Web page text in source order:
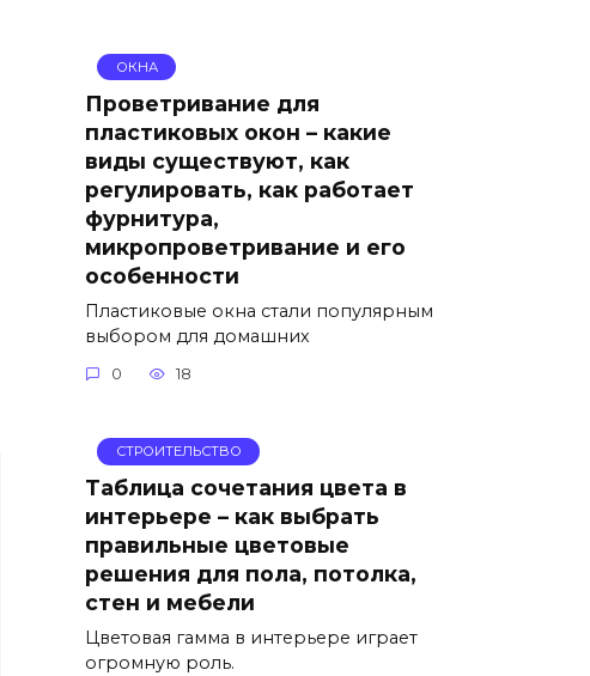
ОКНА
Проветривание для
пластиковых окон – какие
виды существуют, как
регулировать, как работает
фурнитура,
микропроветривание и его
особенности
Пластиковые окна стали популярным
выбором для домашних
0 18
СТРОИТЕЛЬСТВО
Таблица сочетания цвета в
интерьере – как выбрать
правильные цветовые
решения для пола, потолка,
стен и мебели
Цветовая гамма в интерьере играет
огромную роль.